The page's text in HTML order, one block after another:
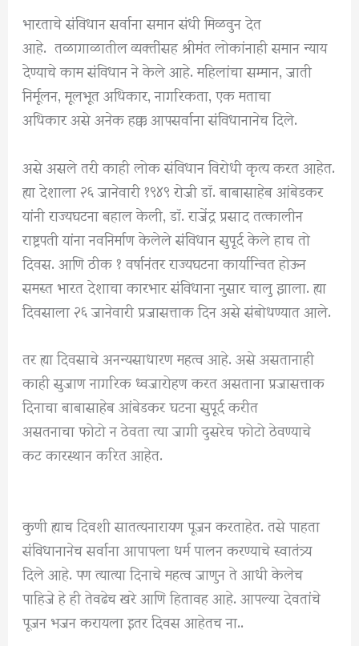
भारताचे संविधान सर्वाना समान संधी मिळवुन देत
आहे. तळागाळातील व्यक्तींसह श्रीमंत लोकांनाही समान न्याय
देण्याचे काम संविधान ने केले आहे. महिलांचा सम्मान, जाती
निर्मूलन, मूलभूत अधिकार, नागरिकता, एक मताचा
अधिकार असे अनेक हक्क आपसर्वाना संविधानानेच दिले.
असे असले तरी काही लोक संविधान विरोधी कृत्य करत आहेत.
ह्या देशाला २६ जानेवारी १९४९ रोजी डॉ. बाबासाहेब आंबेडकर
यांनी राज्यघटना बहाल केली, डॉ. राजेंद्र प्रसाद तत्कालीन
राष्ट्रपती यांना नवनिर्माण केलेले संविधान सुपूर्द केले हाच तो
दिवस. आणि ठीक १ वर्षानंतर राज्यघटना कार्यान्वित होऊन
समस्त भारत देशाचा कारभार संविधाना नुसार चालु झाला. ह्या
दिवसाला २६ जानेवारी प्रजासत्ताक दिन असे संबोधण्यात आले.
तर ह्या दिवसाचे अनन्यसाधारण महत्व आहे. असे असतानाही
काही सुजाण नागरिक ध्वजारोहण करत असताना प्रजासत्ताक
दिनाचा बाबासाहेब आंबेडकर घटना सुपूर्द करीत
असतनाचा फोटो न ठेवता त्या जागी दुसरेच फोटो ठेवण्याचे
कट कारस्थान करित आहेत.
कुणी ह्याच दिवशी सातत्यनारायण पूजन करताहेत. तसे पाहता
संविधानानेच सर्वाना आपापला धर्म पालन करण्याचे स्वातंत्र्य
दिले आहे. पण त्यात्या दिनाचे महत्व जाणुन ते आधी केलेच
पाहिजे हे ही तेवढेच खरे आणि हितावह आहे. आपल्या देवतांचे
पूजन भजन करायला इतर दिवस आहेतच ना..